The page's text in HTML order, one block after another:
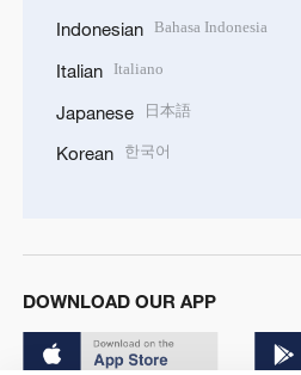
Indonesian Bahasa Indonesia
Italian Italiano
Japanese 日本語
Korean 한국어
DOWNLOAD OUR APP